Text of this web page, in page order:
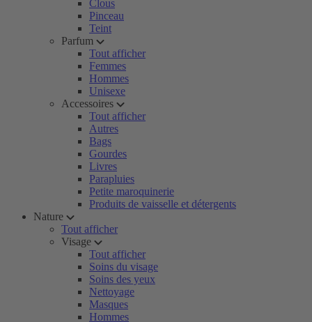
Clous
Pinceau
Teint
Parfum
Tout afficher
Femmes
Hommes
Unisexe
Accessoires
Tout afficher
Autres
Bags
Gourdes
Livres
Parapluies
Petite maroquinerie
Produits de vaisselle et détergents
Nature
Tout afficher
Visage
Tout afficher
Soins du visage
Soins des yeux
Nettoyage
Masques
Hommes